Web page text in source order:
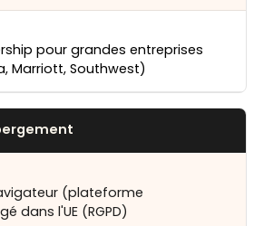
pour grandes entreprises
Marriott, Southwest)
(plateforme
dans l'UE (RGPD)